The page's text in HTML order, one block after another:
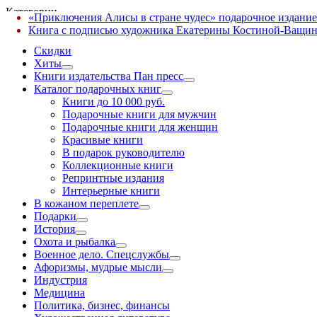
Категории
Скидки
Хиты
Книги издательства Пан пресс
Каталог подарочных книг
Книги до 10 000 руб.
Подарочные книги для мужчин
Подарочные книги для женщин
Красивые книги
В подарок руководителю
Коллекционные книги
Репринтные издания
Интерьерные книги
В кожаном переплете
Подарки
История
Охота и рыбалка
Военное дело. Спецслужбы
Афоризмы, мудрые мысли
Индустрия
Медицина
Политика, бизнес, финансы
«Приключения Алисы в стране чудес» подарочное издание
Книга с подписью художника Екатерины Костиной-